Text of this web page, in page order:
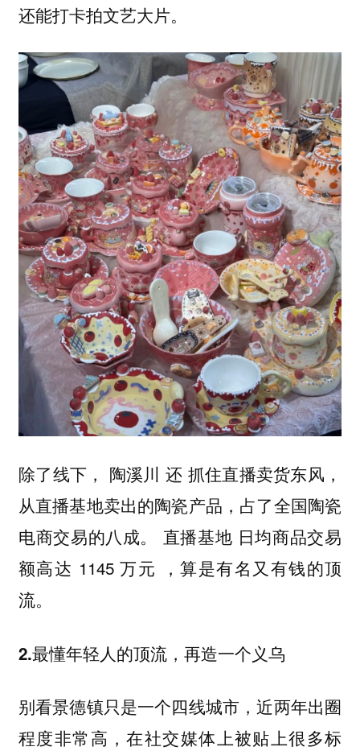
还能打卡拍文艺大片。
除了线下， 陶溪川 还 抓住直播卖货东风，
从直播基地卖出的陶瓷产品，占了全国陶瓷
电商交易的八成。 直播基地 日均商品交易
额高达 1145 万元 ，算是有名又有钱的顶
流。
2.最懂年轻人的顶流，再造一个义乌
别看景德镇只是一个四线城市，近两年出圈
程度非常高，在社交媒体上被贴上很多标